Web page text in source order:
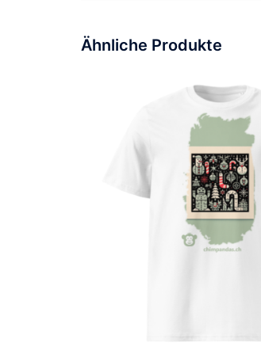
Ähnliche Produkte